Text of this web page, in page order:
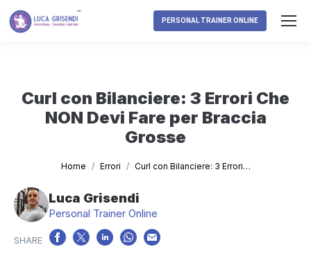
PERSONAL TRAINER ONLINE
Curl con Bilanciere: 3 Errori Che
NON Devi Fare per Braccia
Grosse
Tu sei qui:
Home Errori Curl con Bilanciere: 3 Errori…
Luca Grisendi
Personal Trainer Online